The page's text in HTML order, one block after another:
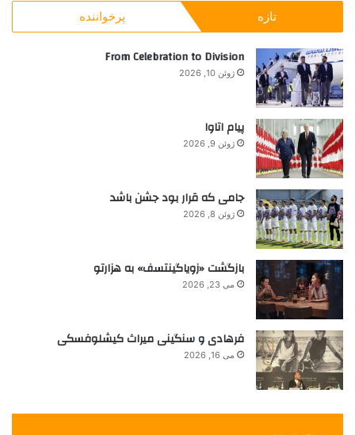
ز
ن
د
و
ب
تازه پرخواننده
From Celebration to Division
ژوئن 10, 2026
پیام اتاوا
ژوئن 9, 2026
جامی که قرار بود جشن باشد
ژوئن 8, 2026
بازگشت «زویاگینتسف» به هزارتو
می 23, 2026
فرهادی و سنگینی میراث کیشلوفسکی
می 16, 2026